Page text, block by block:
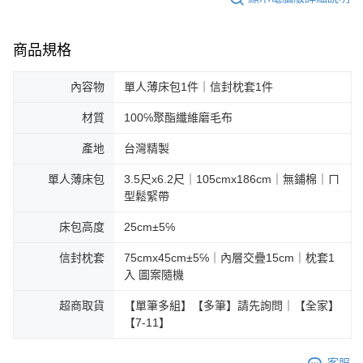
商品規格
內容物 單人薄床包1件｜信封枕套1件
材質 100℅聚酯纖維磨毛布
產地 台灣精製
單人薄床包
3.5尺x6.2尺｜105cmx186cm｜無鋪棉｜ㄇ
型鬆緊帶
床包高度 25cm±5℅
信封枕套
75cmx45cm±5℅｜內層交疊15cm｜枕套1
入 圖案隨機
超商取貨
【單筆多組】【多筆】請先詢問｜【全家】
【7-11】